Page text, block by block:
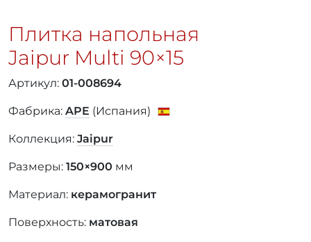
Плитка напольная
Jaipur Multi 90×15
Артикул: 01-008694
Фабрика: APE (Испания)
Коллекция: Jaipur
Размеры: 150×900 мм
Материал: керамогранит
Поверхность: матовая